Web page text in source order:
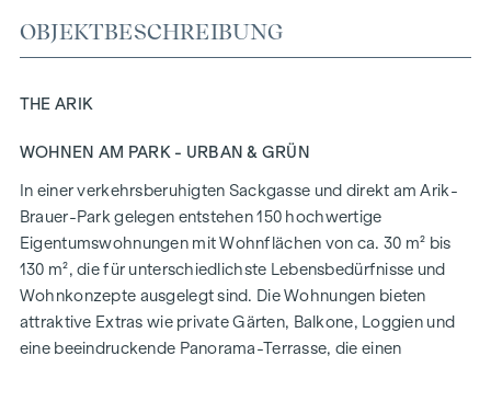
OBJEKTBESCHREIBUNG
THE ARIK
WOHNEN AM PARK - URBAN & GRÜN
In einer verkehrsberuhigten Sackgasse und direkt am Arik-
Brauer-Park gelegen entstehen 150 hochwertige
Eigentumswohnungen mit Wohnflächen von ca. 30 m² bis
130 m², die für unterschiedlichste Lebensbedürfnisse und
Wohnkonzepte ausgelegt sind. Die Wohnungen bieten
attraktive Extras wie private Gärten, Balkone, Loggien und
eine beeindruckende Panorama-Terrasse, die einen